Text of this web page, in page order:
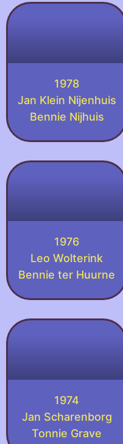
1978
Jan Klein Nijenhuis
Bennie Nijhuis
1976
Leo Wolterink
Bennie ter Huurne
1974
Jan Scharenborg
Tonnie Grave